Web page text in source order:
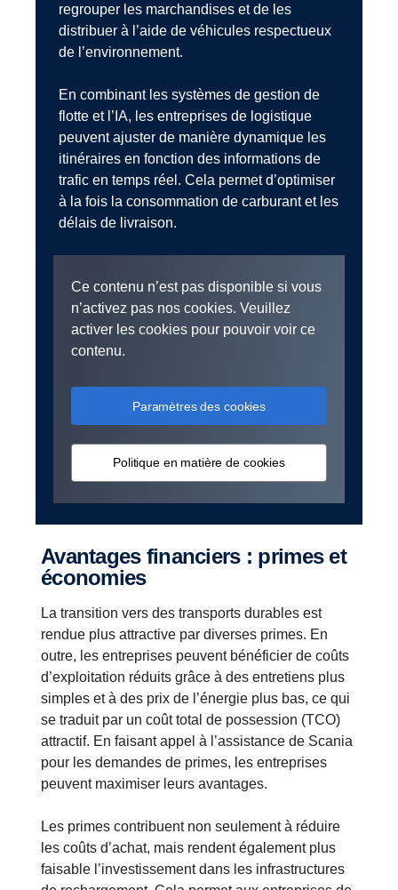
regrouper les marchandises et de les
distribuer à l’aide de véhicules respectueux
de l’environnement.
En combinant les systèmes de gestion de
flotte et l’IA, les entreprises de logistique
peuvent ajuster de manière dynamique les
itinéraires en fonction des informations de
trafic en temps réel. Cela permet d’optimiser
à la fois la consommation de carburant et les
délais de livraison.
Ce contenu n’est pas disponible si vous
n’activez pas nos cookies. Veuillez
activer les cookies pour pouvoir voir ce
contenu.
Paramètres des cookies
Politique en matière de cookies
Avantages financiers : primes et
économies
La transition vers des transports durables est
rendue plus attractive par diverses primes. En
outre, les entreprises peuvent bénéficier de coûts
d’exploitation réduits grâce à des entretiens plus
simples et à des prix de l’énergie plus bas, ce qui
se traduit par un coût total de possession (TCO)
attractif. En faisant appel à l’assistance de Scania
pour les demandes de primes, les entreprises
peuvent maximiser leurs avantages.
Les primes contribuent non seulement à réduire
les coûts d’achat, mais rendent également plus
faisable l’investissement dans les infrastructures